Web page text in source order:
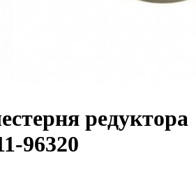
редуктора
96320